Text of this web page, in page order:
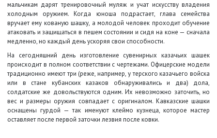
мальчикам дарят тренировочный муляж и учат искусству владения
холодным оружием. Когда юноша подрастает, глава семейства
вручает ему кованую шашку, а молодой человек проходит обучение
атаковать и защищаться в пешем состоянии и сидя на коне — сначала
медленно, но каждый день ускоряя свои способности.
На сегодняшний день изготовление сувенирных казачьих шашек
происходит в полном соответствии с чертежами. Офицерские модели
традиционно имеют три (реже, например, у терского казачьего войска
или в стане кубанских казаков обнаруживались и два) дола,
солдатские же довольствуются одним. Их невозможно заточить, но
вес и размеры оружия совпадает с оригиналом. Кавказские шашки
оснащены гурдой — так именуют клеймо кузнеца, которое мастер
оставляет после первой заточки лезвия после ковки.